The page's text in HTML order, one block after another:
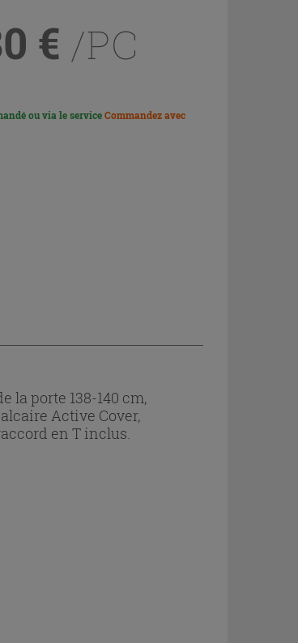
€ /PC
ou via le serviceCommandez avec
la porte 138-140 cm,
Active Cover,
en T inclus.